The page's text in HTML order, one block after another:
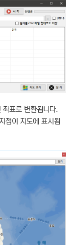
좌표로 변환됩니다.
점이 지도에 표시됩